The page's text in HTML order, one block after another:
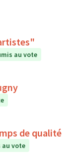
au vote
de qualité
au vote